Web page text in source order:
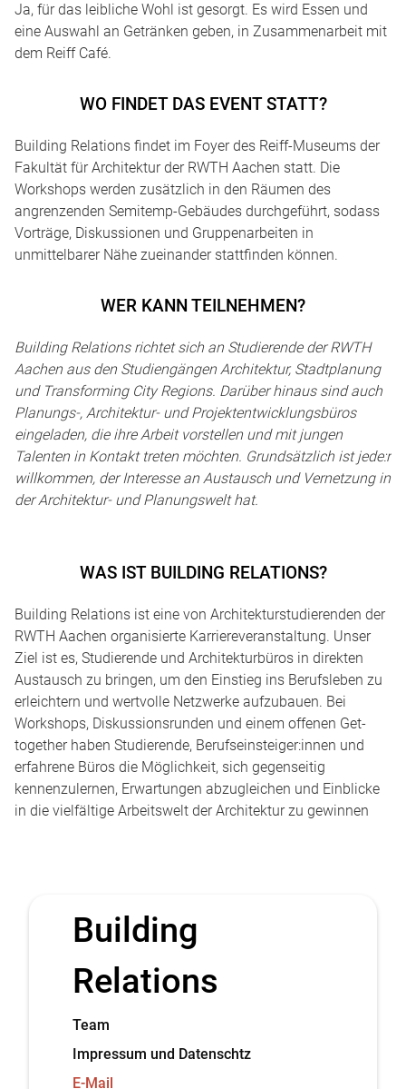
Ja, für das leibliche Wohl ist gesorgt. Es wird Essen und
eine Auswahl an Getränken geben, in Zusammenarbeit mit
dem Reiff Café.
WO FINDET DAS EVENT STATT?
Building Relations findet im Foyer des Reiff-Museums der
Fakultät für Architektur der RWTH Aachen statt. Die
Workshops werden zusätzlich in den Räumen des
angrenzenden Semitemp-Gebäudes durchgeführt, sodass
Vorträge, Diskussionen und Gruppenarbeiten in
unmittelbarer Nähe zueinander stattfinden können.
WER KANN TEILNEHMEN?
Building Relations richtet sich an Studierende der RWTH
Aachen aus den Studiengängen Architektur, Stadtplanung
und Transforming City Regions. Darüber hinaus sind auch
Planungs-, Architektur- und Projektentwicklungsbüros
eingeladen, die ihre Arbeit vorstellen und mit jungen
Talenten in Kontakt treten möchten. Grundsätzlich ist jede:r
willkommen, der Interesse an Austausch und Vernetzung in
der Architektur- und Planungswelt hat.
WAS IST BUILDING RELATIONS?
Building Relations ist eine von Architekturstudierenden der
RWTH Aachen organisierte Karriereveranstaltung. Unser
Ziel ist es, Studierende und Architekturbüros in direkten
Austausch zu bringen, um den Einstieg ins Berufsleben zu
erleichtern und wertvolle Netzwerke aufzubauen. Bei
Workshops, Diskussionsrunden und einem offenen Get-
together haben Studierende, Berufseinsteiger:innen und
erfahrene Büros die Möglichkeit, sich gegenseitig
kennenzulernen, Erwartungen abzugleichen und Einblicke
in die vielfältige Arbeitswelt der Architektur zu gewinnen
Building
Relations
Team
Impressum und Datenschtz
E-Mail